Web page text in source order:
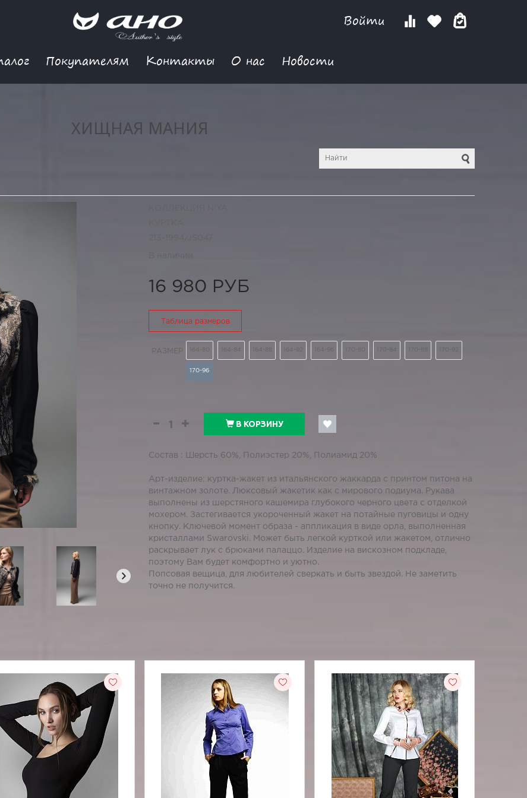
Войти
Покупателям Контакты О нас Новости
ХИЩНАЯ МАНИЯ
16 980 РУБ
Таблица размеров
РАЗМЕР 164-80 164-84 164-88 164-92 164-96 170-80 170-84 170-88 170-92
170-96
В КОРЗИНУ
Состав : Шерсть 60%, Полиэстер 20%, Полиамид 20%
Арт-изделие: куртка-жакет из итальянского жаккарда с принтом питона на
винтажном золоте. Люксовый жакетик как с мирового подиума. Рукава
выполнены из шерстяного кашемира глубокого черного цвета с отделкой
мохером. Застегивается укороченный жакет на потайные пуговицы и одну
кнопку. Ключевой момент образа - аппликация в виде орла, выполненная
кристаллами Swarovski. Может быть легкой курткой или жакетом, отлично
раскрывает лук с брюками палаццо. Изделие на вискозном подкладе,
поэтому Вам будет комфортно и уютно.
Попсовая вещица, для любителей сверкать и быть звездой. Не заметить
точно не получится.